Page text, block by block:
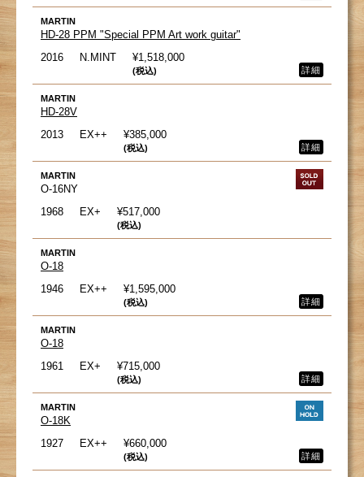
MARTIN
HD-28 PPM "Special PPM Art work guitar"
2016
N.MINT ¥1,518,000
(税込) 詳細
MARTIN
HD-28V
2013
EX++ ¥385,000
(税込) 詳細
MARTIN
O-16NY
1968
EX+ ¥517,000
(税込)
MARTIN
O-18
1946
EX++ ¥1,595,000
(税込) 詳細
MARTIN
O-18
1961
EX+ ¥715,000
(税込) 詳細
MARTIN
O-18K
1927
EX++ ¥660,000
(税込) 詳細